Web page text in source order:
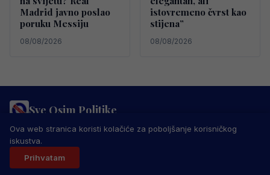
Madrid javno poslao
poruku Messiju
08/08/2026
istovremeno čvrst kao
stijena”
08/08/2026
Sve Osim Politike
PRAVILA PRIVATNOSTI MARKETING
USLOVI KORIŠTENJA
IMPRESSUM
© 2026 Sve Osim Politike. Sva prava zadržana.
Ova web stranica koristi kolačiće za poboljšanje korisničkog
iskustva.
Prihvatam